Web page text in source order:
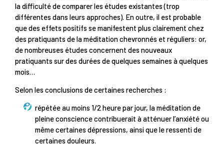
la difficulté de comparer les études existantes (trop
différentes dans leurs approches). En outre, il est probable
que des effets positifs se manifestent plus clairement chez
des pratiquants de la méditation chevronnés et réguliers: or,
de nombreuses études concernent des nouveaux
pratiquants sur des durées de quelques semaines à quelques
mois…
Selon les conclusions de certaines recherches :
répétée au moins 1/2 heure par jour, la méditation de
pleine conscience contribuerait à atténuer l’anxiété ou
même certaines dépressions, ainsi que le ressenti de
certaines douleurs.